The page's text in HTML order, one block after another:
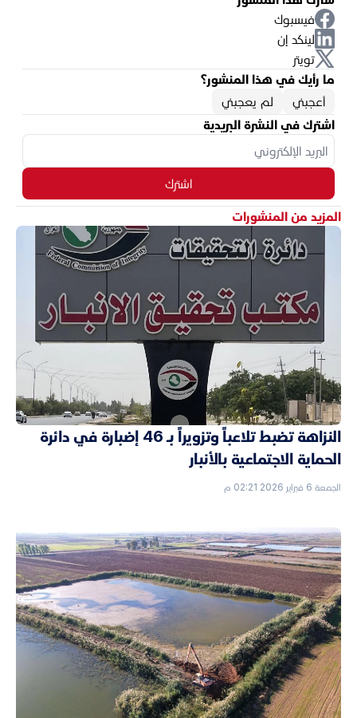
فيسبوك
لينكد إن
تويتر
ما رأيك في هذا المنشور؟
أعجبني
لم يعجبني
اشترك في النشرة البريدية
اشترك
المزيد من المنشورات
النزاهة تضبط تلاعباً وتزويراً بـ 46 إضبارة في دائرة
الحماية الاجتماعية بالأنبار
الجمعة 6 فبراير 2026 02:21 م